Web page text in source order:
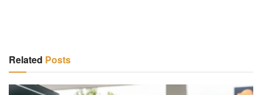
Related Posts